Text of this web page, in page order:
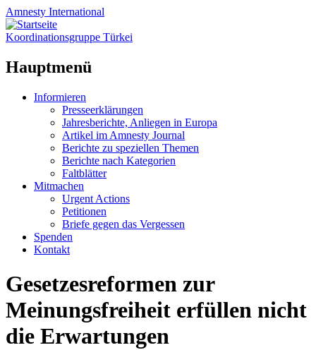
Amnesty International
Koordinationsgruppe Türkei
Hauptmenü
Zum
Informieren
Presseerklärungen
Jahresberichte, Anliegen in Europa
Artikel im Amnesty Journal
Berichte zu speziellen Themen
Berichte nach Kategorien
Faltblätter
Mitmachen
Urgent Actions
Petitionen
Briefe gegen das Vergessen
Spenden
Kontakt
Gesetzesreformen zur
Meinungsfreiheit erfüllen nicht
die Erwartungen